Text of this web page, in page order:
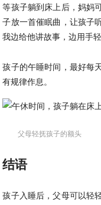
等孩子躺到床上后，妈妈
子放一首催眠曲，让孩子
我边给他讲故事，边用手
孩子的午睡时间，最好每
有规律作息。
父母轻抚孩子的额头
结语
孩子入睡后，父母可以轻